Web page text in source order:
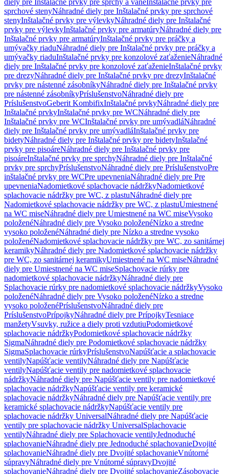
diely pre Inštalačné prvky pre sprchy a vaneInštalačné prvky pre
sprchové stenyNáhradné diely pre Inštalačné prvky pre sprchové
stenyInštalačné prvky pre výlevkyNáhradné diely pre Inštalačné
prvky pre výlevkyInštalačné prvky pre armatúryNáhradné diely pre
Inštalačné prvky pre armatúryInštalačné prvky pre práčky a
umývačky riaduNáhradné diely pre Inštalačné prvky pre práčky a
umývačky riaduInštalačné prvky pre konzolové zaťaženieNáhradné
diely pre Inštalačné prvky pre konzolové zaťaženieInštalačné prvky
pre drezyNáhradné diely pre Inštalačné prvky pre drezyInštalačné
prvky pre nástenné zásobníkyNáhradné diely pre Inštalačné prvky
pre nástenné zásobníkyPríslušenstvoNáhradné diely pre
PríslušenstvoGeberit KombifixInštalačné prvkyNáhradné diely pre
Inštalačné prvkyInštalačné prvky pre WCNáhradné diely pre
Inštalačné prvky pre WCInštalačné prvky pre umývadláNáhradné
diely pre Inštalačné prvky pre umývadláInštalačné prvky pre
bidetyNáhradné diely pre Inštalačné prvky pre bidetyInštalačné
prvky pre pisoáreNáhradné diely pre Inštalačné prvky pre
pisoáreInštalačné prvky pre sprchyNáhradné diely pre Inštalačné
prvky pre sprchyPríslušenstvoNáhradné diely pre PríslušenstvoPre
inštalačné prvky pre WCPre upevneniaNáhradné diely pre Pre
upevneniaNadomietkové splachovacie nádržkyNadomietkové
splachovacie nádržky pre WC, z plastuNáhradné diely pre
Nadomietkové splachovacie nádržky pre WC, z plastuUmiestnené
na WC miseNáhradné diely pre Umiestnené na WC miseVysoko
položenéNáhradné diely pre Vysoko položenéNízko a stredne
vysoko položenéNáhradné diely pre Nízko a stredne vysoko
položenéNadomietkové splachovacie nádržky pre WC, zo sanitárnej
keramikyNáhradné diely pre Nadomietkové splachovacie nádržky
pre WC, zo sanitárnej keramikyUmiestnené na WC miseNáhradné
diely pre Umiestnené na WC miseSplachovacie rúrky pre
nadomietkové splachovacie nádržkyNáhradné diely pre
Splachovacie rúrky pre nadomietkové splachovacie nádržkyVysoko
položenéNáhradné diely pre Vysoko položenéNízko a stredne
vysoko položenéPríslušenstvoNáhradné diely pre
PríslušenstvoPrípojkyNáhradné diely pre PrípojkyTesniace
manžetyVsuvky, ružice a diely proti vzdutiuPodomietkové
splachovacie nádržkyPodomietkové splachovacie nádržky
SigmaNáhradné diely pre Podomietkové splachovacie nádržky
SigmaSplachovacie rúrkyPríslušenstvoNapúšťacie a splachovacie
ventilyNapúšťacie ventilyNáhradné diely pre Napúšťacie
ventilyNapúšťacie ventily pre nadomietkové splachovacie
nádržkyNáhradné diely pre Napúšťacie ventily pre nadomietkové
splachovacie nádržkyNapúšťacie ventily pre keramické
splachovacie nádržkyNáhradné diely pre Napúšťacie ventily pre
keramické splachovacie nádržkyNapúšťacie ventily pre
splachovacie nádržky UniversalNáhradné diely pre Napúšťacie
ventily pre splachovacie nádržky UniversalSplachovacie
ventilyNáhradné diely pre Splachovacie ventilyJednoduché
splachovanieNáhradné diely pre Jednoduché splachovanieDvojité
splachovanieNáhradné diely pre Dvojité splachovanieVnútorné
súpravyNáhradné diely pre Vnútorné súpravyDvojité
splachovanieNáhradné diely pre Dvojité splachovanieZásobovacie